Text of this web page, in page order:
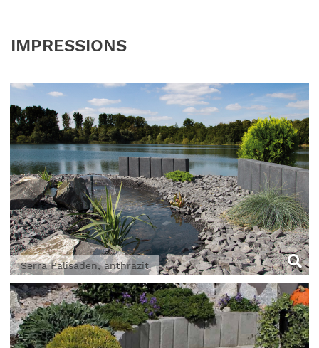
IMPRESSIONS
Serra Palisaden, anthrazit